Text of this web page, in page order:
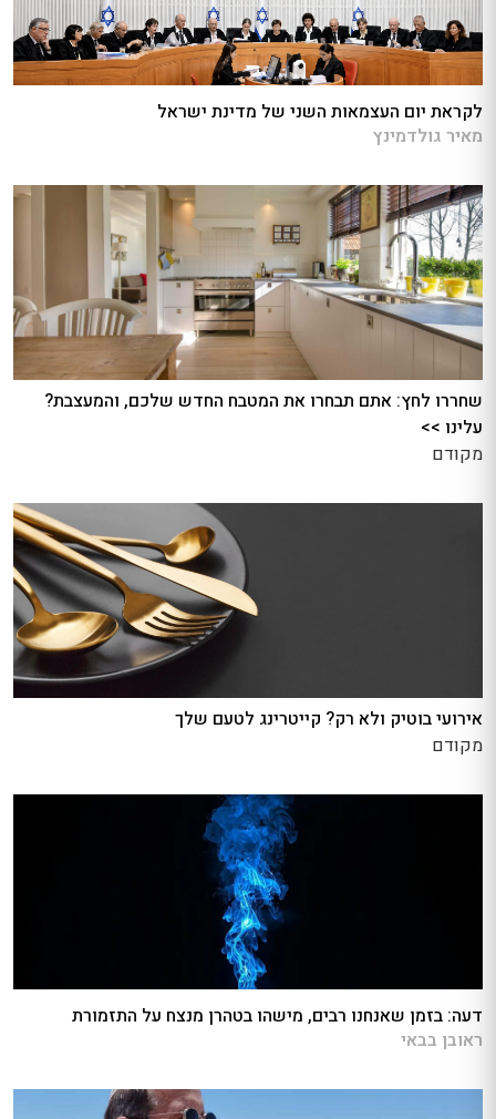
לקראת יום העצמאות השני של מדינת ישראל
מאיר גולדמינץ
שחררו לחץ: אתם תבחרו את המטבח החדש שלכם, והמעצבת?
עלינו >>
מקודם
אירועי בוטיק ולא רק? קייטרינג לטעם שלך
מקודם
דעה: בזמן שאנחנו רבים, מישהו בטהרן מנצח על התזמורת
ראובן בבאי